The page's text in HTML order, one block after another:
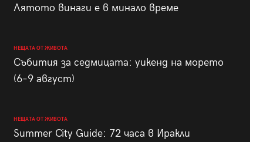
Лятото винаги е в минало време
НЕЩАТА ОТ ЖИВОТА
Събития за седмицата: уикенд на морето
(6–9 август)
НЕЩАТА ОТ ЖИВОТА
Summer City Guide: 72 часа в Иракли